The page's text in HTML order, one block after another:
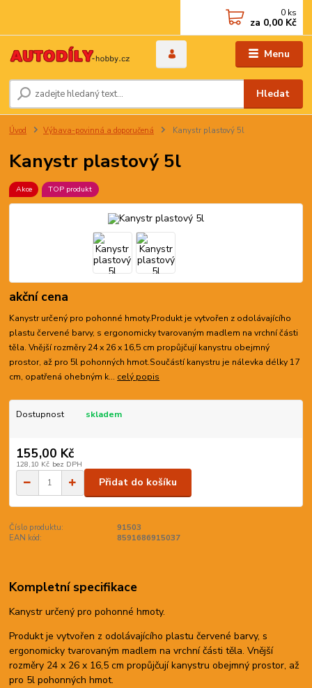
Menu
Hledat
0 ks
za 0,00 Kč
Úvod Výbava-povinná a doporučená Kanystr plastový 5l
Kanystr plastový 5l
Akce TOP produkt
akční cena
Kanystr určený pro pohonné hmoty.Produkt je vytvořen z odolávajícího
plastu červené barvy, s ergonomicky tvarovaným madlem na vrchní části
těla. Vnější rozměry 24 x 26 x 16,5 cm propůjčují kanystru obejmný
prostor, až pro 5l pohonných hmot.Součástí kanystru je nálevka délky 17
cm, opatřená ohebným k... celý popis
Dostupnost skladem
155,00 Kč
128,10 Kč bez DPH
Přidat do košíku
Číslo produktu:
91503
EAN kód:
8591686915037
Kompletní specifikace
Kanystr určený pro pohonné hmoty.
Produkt je vytvořen z odolávajícího plastu červené barvy, s
ergonomicky tvarovaným madlem na vrchní části těla. Vnější
rozměry 24 x 26 x 16,5 cm propůjčují kanystru obejmný prostor, až
pro 5l pohonných hmot.